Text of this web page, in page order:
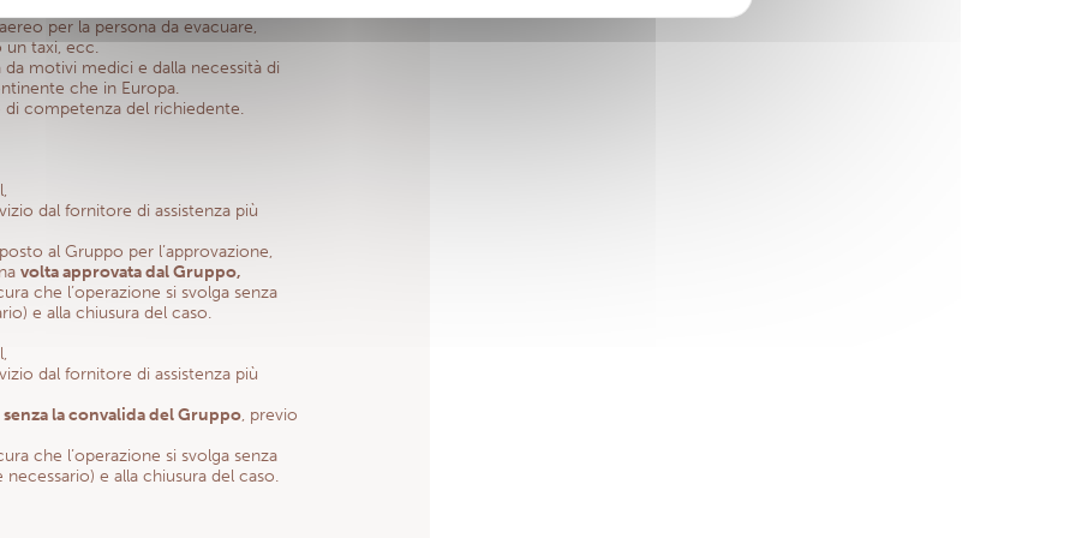
per la persona da evacuare,
un taxi, ecc.
motivi medici e dalla necessità di
che in Europa.
competenza del richiedente.
dal fornitore di assistenza più
al Gruppo per l’approvazione,
volta approvata dal Gruppo,
che l’operazione si svolga senza
e alla chiusura del caso.
dal fornitore di assistenza più
senza la convalida del Gruppo, previo
che l’operazione si svolga senza
e alla chiusura del caso.